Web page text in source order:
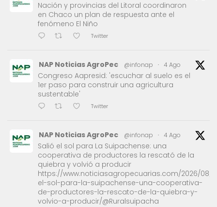
Nación y provincias del Litoral coordinaron
en Chaco un plan de respuesta ante el
fenómeno El Niño
Twitter
NAP Noticias AgroPec @infonap · 4 Ago
Congreso Aapresid: 'escuchar al suelo es el
1er paso para construir una agricultura
sustentable'
Twitter
NAP Noticias AgroPec @infonap · 4 Ago
Salió el sol para La Suipachense: una
cooperativa de productores la rescató de la
quiebra y volvió a producir
https://www.noticiasagropecuarias.com/2026/08/
el-sol-para-la-suipachense-una-cooperativa-
de-productores-la-rescato-de-la-quiebra-y-
volvio-a-producir/@Ruralsuipacha